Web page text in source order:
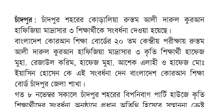
চাঁদপুর:চাঁদপুর শহরের কোড়ালিয়া রুস্তম আলী দারুল কুরআন
হাফিজিয়া মাদ্রাসার ৩ শিক্ষার্থীকে সংবর্ধনা দেওয়া হয়েছে।
বাংলাদেশ কোরআন শিক্ষা বোর্ডের ২০ তম কেন্দ্রীয় পরীক্ষায় রুস্তম
আলী দারুল কুরআন হাফিজিয়া মাদ্রাসার ৩ কৃতি শিক্ষার্থী হাফেজ
মুহা. রেজাউল করিম, হাফেজ মুহা. আশেক এলাহী ও হাফেজ মোঃ
ইয়াসিন হোসেন কে এই সংবর্ধনা দেন বাংলাদেশ কোরআন শিক্ষা
বোর্ড চাঁদপুর জেলা শাখা।
গত ৮ নভেম্বর সকালে চাঁদপুর শহরের বিপনিবাগ পার্টি হাউজে কৃতি